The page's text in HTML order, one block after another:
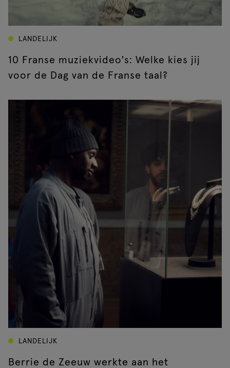
LANDELIJK
10 Franse muziekvideo's: Welke kies jij
voor de Dag van de Franse taal?
LANDELIJK
Berrie de Zeeuw werkte aan het